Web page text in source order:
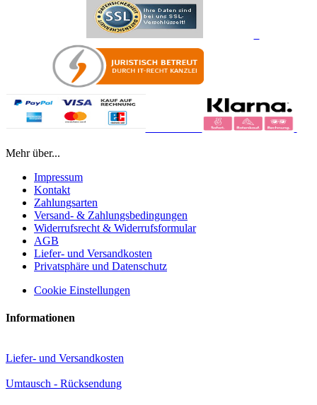
Mehr über...
Impressum
Kontakt
Zahlungsarten
Versand- & Zahlungsbedingungen
Widerrufsrecht & Widerrufsformular
AGB
Liefer- und Versandkosten
Privatsphäre und Datenschutz
Cookie Einstellungen
Informationen
Liefer- und Versandkosten
Umtausch - Rücksendung